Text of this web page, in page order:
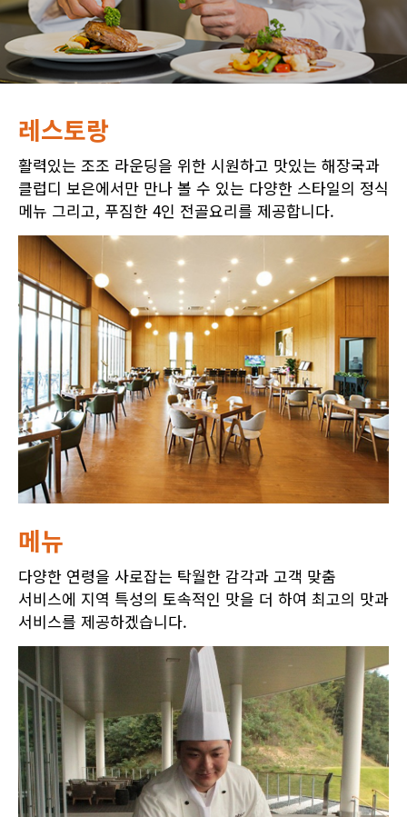
레스토랑
활력있는 조조 라운딩을 위한 시원하고 맛있는 해장국과
클럽디 보은에서만 만나 볼 수 있는 다양한 스타일의 정식
메뉴 그리고, 푸짐한 4인 전골요리를 제공합니다.
메뉴
다양한 연령을 사로잡는 탁월한 감각과 고객 맞춤
서비스에 지역 특성의 토속적인 맛을 더 하여 최고의 맛과
서비스를 제공하겠습니다.